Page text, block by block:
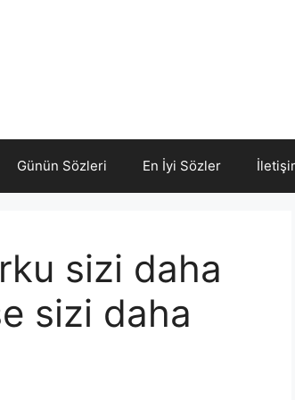
Günün Sözleri En İyi Sözler
sizi daha
sizi daha